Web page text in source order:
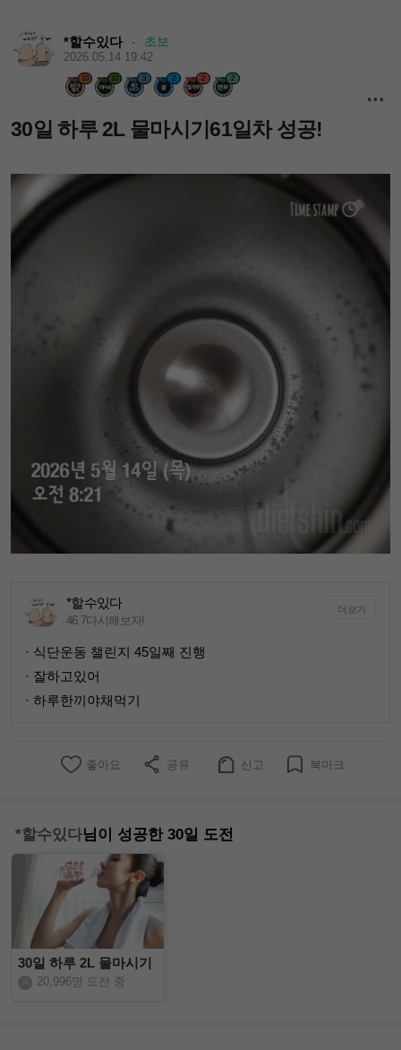
*할수있다 · 초보
2026.05.14 19:42
10 10 3 2 2 2
30일 하루 2L 물마시기61일차 성공!
*할수있다
46.7다시해보자!
더보기
· 식단운동 챌린지 45일째 진행
· 잘하고있어
· 하루한끼야채먹기
좋아요 공유 신고 북마크
*할수있다님이 성공한 30일 도전
30일 하루 2L 물마시기
20,996명 도전 중